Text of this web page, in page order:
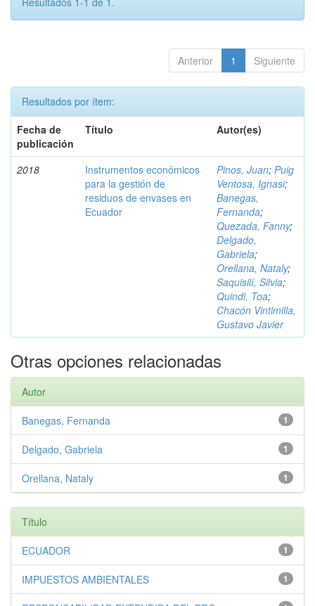
Anterior 1 Siguiente
Resultados por ítem:
Fecha de
publicación
Título Autor(es)
2018
Instrumentos económicos
para la gestión de
residuos de envases en
Ecuador
Pinos, Juan; Puig
Ventosa, Ignasi;
Banegas,
Fernanda;
Quezada, Fanny;
Delgado,
Gabriela;
Orellana, Nataly;
Saquisilí, Silvia;
Quindi, Toa;
Chacón Vintimilla,
Gustavo Javier
Otras opciones relacionadas
Autor
1
Banegas, Fernanda
1
Delgado, Gabriela
1
Orellana, Nataly
Título
1
ECUADOR
1
IMPUESTOS AMBIENTALES